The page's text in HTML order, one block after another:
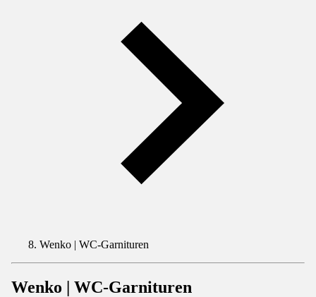
Wenko | WC-Garnituren
Wenko | WC-Garnituren